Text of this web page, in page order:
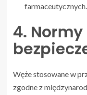
farmaceutycznych.
4. Normy
Węże stosowane w
zgodne z